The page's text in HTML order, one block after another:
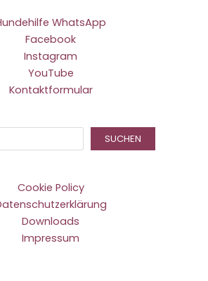
WhatsApp
Facebook
Instagram
YouTube
Kontaktformular
SUCHEN
Cookie Policy
Downloads
Impressum